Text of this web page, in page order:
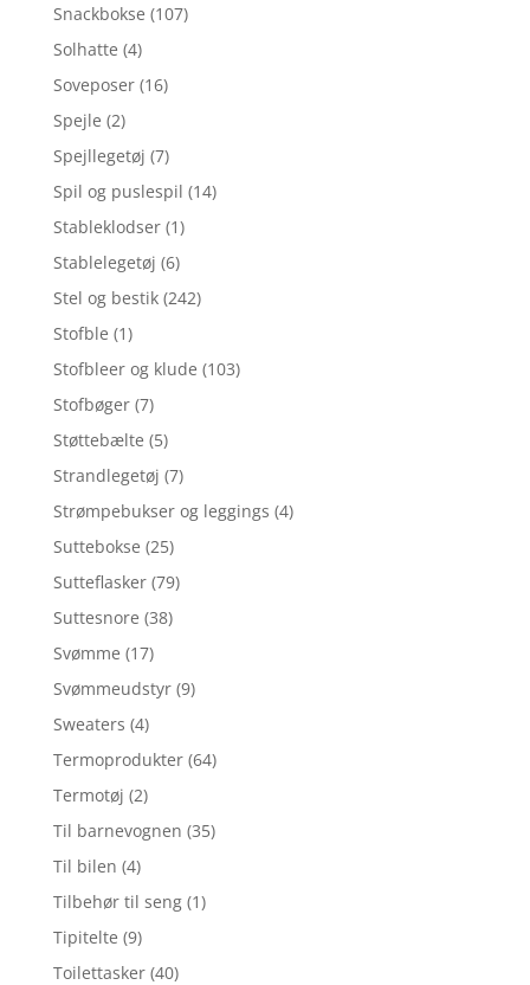
Snackbokse (107)
Solhatte (4)
Soveposer (16)
Spejle (2)
Spejllegetøj (7)
Spil og puslespil (14)
Stableklodser (1)
Stablelegetøj (6)
Stel og bestik (242)
Stofble (1)
Stofbleer og klude (103)
Stofbøger (7)
Støttebælte (5)
Strandlegetøj (7)
Strømpebukser og leggings (4)
Suttebokse (25)
Sutteflasker (79)
Suttesnore (38)
Svømme (17)
Svømmeudstyr (9)
Sweaters (4)
Termoprodukter (64)
Termotøj (2)
Til barnevognen (35)
Til bilen (4)
Tilbehør til seng (1)
Tipitelte (9)
Toilettasker (40)